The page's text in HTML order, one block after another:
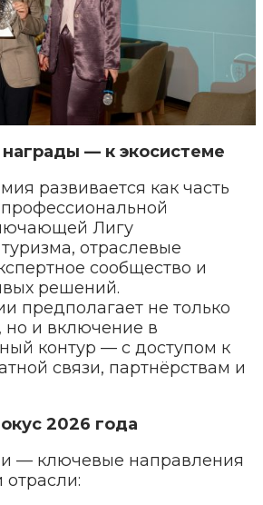
— к экосистеме
развивается как часть
Лигу
отраслевые
сообщество и
решений.
предполагает не только
но и включение в
контур — с доступом к
связи, партнёрствам и
2026 года
— ключевые направления